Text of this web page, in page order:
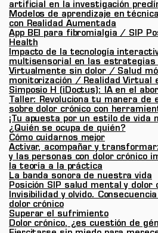
artificial en la investigación
Modelos de aprendizaje en
con Realidad Aumentada
App BEI para fibromialgia / SIP
Health
Impacto de la tecnología
multisensorial en las estrategias
Virtualmente sin dolor / Salud
monitorización / Realidad Virtual
Simposio H (iDoctus): IA en el
Taller: Revoluciona tu manera
sobre dolor crónico con
¡Tu apuesta por un estilo de vida
¿Quién se ocupa de quién?
Cómo cuidarnos mejor
Activar, acompañar y
y las personas con dolor crónico
la teoría a la práctica
La banda sonora de nuestra vida
Posición SIP salud mental y dolor
Invisibilidad y olvido.
dolor crónico
Superar el sufrimiento
Dolor crónico, ¿es cuestión de